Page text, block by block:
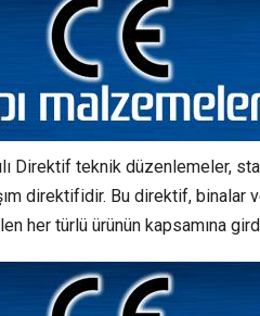
Direktif teknik düzenlemeler,
direktifidir. Bu direktif,
her türlü ürünün kapsamına